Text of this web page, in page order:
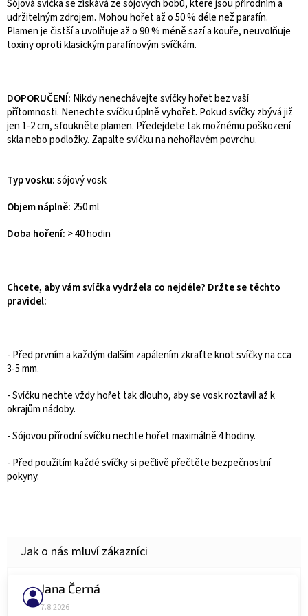
Sójová svíčka se získává ze sójových bobů, které jsou přírodním a
udržitelným zdrojem. Mohou hořet až o 50 % déle než parafín.
Plamen je čistší a uvolňuje až o 90 % méně sazí a kouře, neuvolňuje
toxiny oproti klasickým parafínovým svíčkám.
DOPORUČENÍ: Nikdy nenechávejte svíčky hořet bez vaší
přítomnosti. Nenechte svíčku úplně vyhořet. Pokud svíčky zbývá již
jen 1-2 cm, sfoukněte plamen. Předejdete tak možnému poškození
skla nebo podložky. Zapalte svíčku na nehořlavém povrchu.
Typ vosku:sójový vosk
Objem náplně: 250 ml
Doba hoření: > 40 hodin
Chcete, aby vám svíčka vydržela co nejdéle? Držte se těchto
pravidel:
- Před prvním a každým dalším zapálením zkraťte knot svíčky na cca
3-5 mm.
- Svíčku nechte vždy hořet tak dlouho, aby se vosk roztavil až k
okrajům nádoby.
- Sójovou přírodní svíčku nechte hořet maximálně 4 hodiny.
- Před použitím každé svíčky si pečlivě přečtěte bezpečnostní
pokyny.
Jana Černá
Hodnocení obchodu je 5 z 5 hvězdiček.
7.8.2026